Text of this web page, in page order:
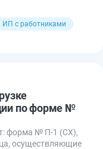
ИП с работниками
по форме №
форма № П-1 (СХ),
осуществляющие